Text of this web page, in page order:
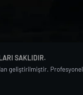
SAKLIDIR.
geliştirilmiştir. Profesyonel